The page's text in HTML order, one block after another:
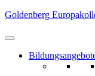
Skip
content
Enter)
Goldenberg